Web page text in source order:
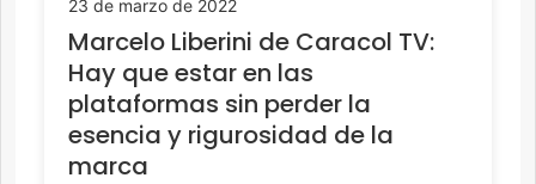
23 de marzo de 2022
Marcelo Liberini de Caracol TV:
Hay que estar en las
plataformas sin perder la
esencia y rigurosidad de la
marca